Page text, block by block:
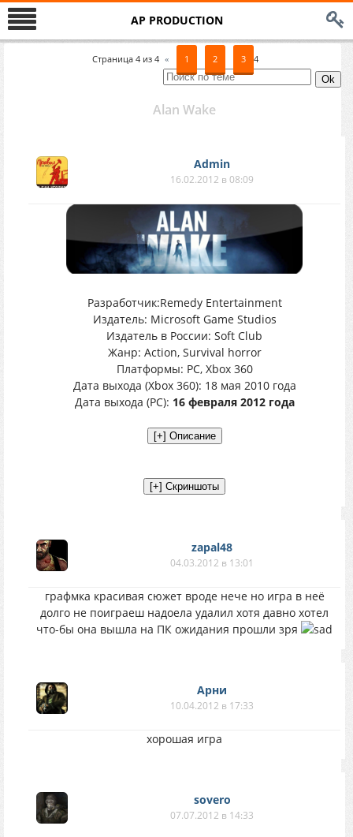
AP PRODUCTION
Страница 4 из 4 « 1 2 3 4
Alan Wake
Аdmin
16.02.2012 в 08:09
Разработчик:Remedy Entertainment
Издатель: Microsoft Game Studios
Издатель в России: Soft Сlub
Жанр: Action, Survival horror
Платформы: PC, Xbox 360
Дата выхода (Xbox 360): 18 мая 2010 года
Дата выхода (PC): 16 февраля 2012 года
zapal48
04.03.2012 в 13:01
графмка красивая сюжет вроде нече но игра в неё
долго не поиграеш надоела удалил хотя давно хотел
что-бы она вышла на ПК ожидания прошли зря
Арни
10.04.2012 в 17:33
хорошая игра
sovero
07.07.2012 в 14:33